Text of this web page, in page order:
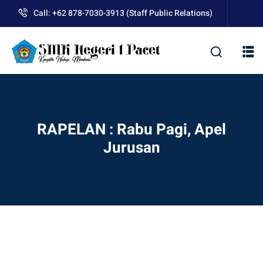
content
Call: +62 878-7030-3913 (Staff Public Relations)
RAPELAN : Rabu Pagi, Apel
Jurusan